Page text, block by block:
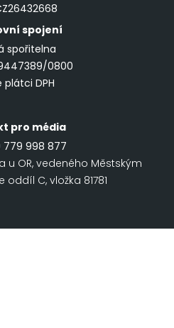
spojení
spořitelna
0800
plátci DPH
pro média
779 998 877
u OR, vedeného Městským
C, vložka 81781